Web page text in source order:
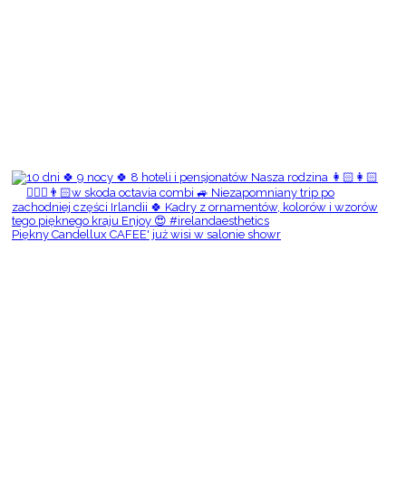
Piękny Candellux CAFEE' już wisi w salonie showr